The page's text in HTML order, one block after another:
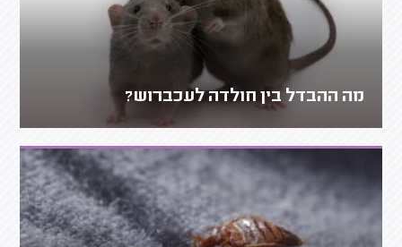
מה ההבדל בין חולדה לעכברוש?